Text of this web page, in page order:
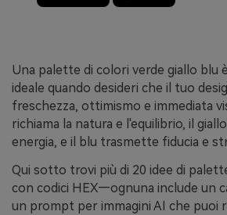
Una palette di colori verde giallo blu
ideale quando desideri che il tuo
freschezza, ottimismo e immediata
richiama la natura e l'equilibrio, il
energia, e il blu trasmette fiducia e
Qui sotto trovi più di 20 idee di
con codici HEX—ognuna include un
un prompt per immagini AI che puoi